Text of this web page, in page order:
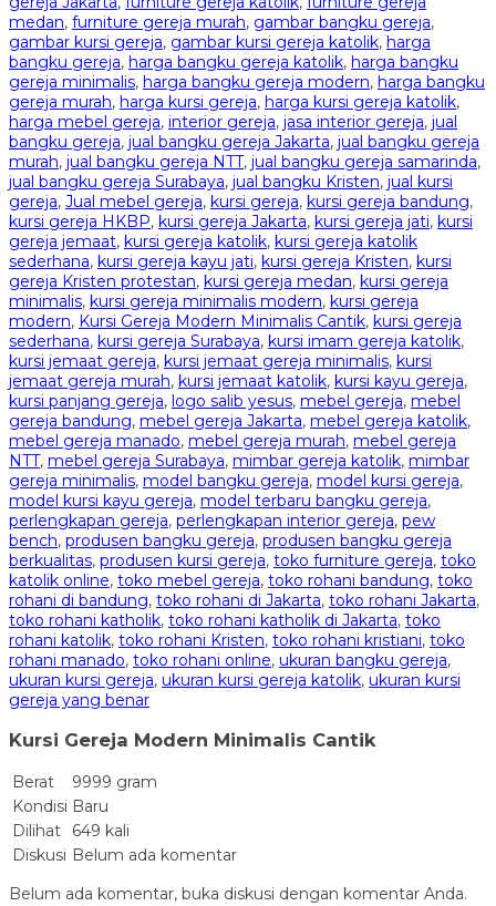
medan, furniture gereja murah, gambar bangku gereja,
gambar kursi gereja, gambar kursi gereja katolik, harga
bangku gereja, harga bangku gereja katolik, harga bangku
gereja minimalis, harga bangku gereja modern, harga bangku
gereja murah, harga kursi gereja, harga kursi gereja katolik,
harga mebel gereja, interior gereja, jasa interior gereja, jual
bangku gereja, jual bangku gereja Jakarta, jual bangku gereja
murah, jual bangku gereja NTT, jual bangku gereja samarinda,
jual bangku gereja Surabaya, jual bangku Kristen, jual kursi
gereja, Jual mebel gereja, kursi gereja, kursi gereja bandung,
kursi gereja HKBP, kursi gereja Jakarta, kursi gereja jati, kursi
gereja jemaat, kursi gereja katolik, kursi gereja katolik
sederhana, kursi gereja kayu jati, kursi gereja Kristen, kursi
gereja Kristen protestan, kursi gereja medan, kursi gereja
minimalis, kursi gereja minimalis modern, kursi gereja
modern, Kursi Gereja Modern Minimalis Cantik, kursi gereja
sederhana, kursi gereja Surabaya, kursi imam gereja katolik,
kursi jemaat gereja, kursi jemaat gereja minimalis, kursi
jemaat gereja murah, kursi jemaat katolik, kursi kayu gereja,
kursi panjang gereja, logo salib yesus, mebel gereja, mebel
gereja bandung, mebel gereja Jakarta, mebel gereja katolik,
mebel gereja manado, mebel gereja murah, mebel gereja
NTT, mebel gereja Surabaya, mimbar gereja katolik, mimbar
gereja minimalis, model bangku gereja, model kursi gereja,
model kursi kayu gereja, model terbaru bangku gereja,
perlengkapan gereja, perlengkapan interior gereja, pew
bench, produsen bangku gereja, produsen bangku gereja
berkualitas, produsen kursi gereja, toko furniture gereja, toko
katolik online, toko mebel gereja, toko rohani bandung, toko
rohani di bandung, toko rohani di Jakarta, toko rohani Jakarta,
toko rohani katholik, toko rohani katholik di Jakarta, toko
rohani katolik, toko rohani Kristen, toko rohani kristiani, toko
rohani manado, toko rohani online, ukuran bangku gereja,
ukuran kursi gereja, ukuran kursi gereja katolik, ukuran kursi
gereja yang benar
Kursi Gereja Modern Minimalis Cantik
Berat
9999 gram
Kondisi Baru
Dilihat
649 kali
Diskusi Belum ada komentar
Belum ada komentar, buka diskusi dengan komentar Anda.